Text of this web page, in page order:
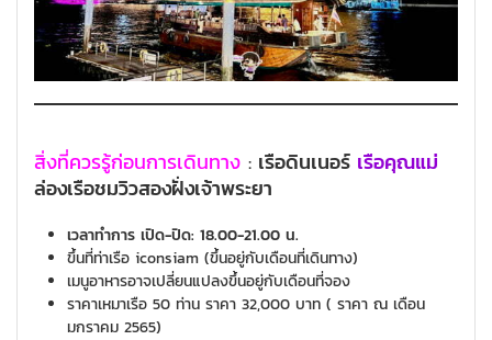
สิ่งที่ควรรู้ก่อนการเดินทาง : เรือดินเนอร์ เรือคุณแม่
ล่องเรือชมวิวสองฝั่งเจ้าพระยา
เวลาทำการ เปิด-ปิด: 18.00-21.00 น.
ขึ้นที่ท่าเรือ iconsiam (ขึ้นอยู่กับเดือนที่เดินทาง)
เมนูอาหารอาจเปลี่ยนแปลงขึ้นอยู่กับเดือนที่จอง
ราคาเหมาเรือ 50 ท่าน ราคา 32,000 บาท ( ราคา ณ เดือน
มกราคม 2565)